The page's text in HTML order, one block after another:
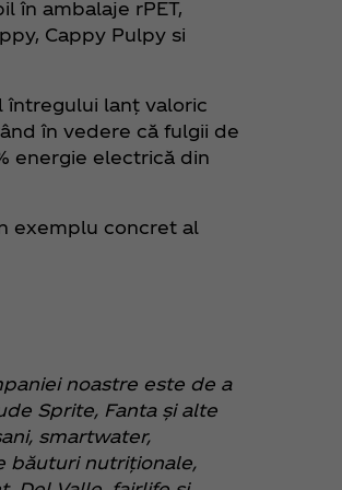
în ambalaje rPET,
Cappy Pulpy si
lanț valoric
în vedere că fulgii de
energie electrică din
exemplu concret al
noastre este de a
Sprite, Fanta și alte
smartwater,
băuturi nutriționale,